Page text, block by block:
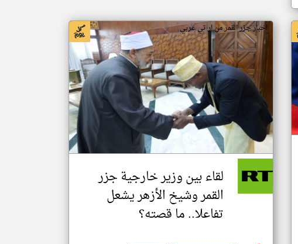
اخبار جزر القمر من ار تي عربي
لقاء بين وزير خارجية جزر
القمر وشيخ الأزهر يشعل
تفاعلا.. ما قصته؟